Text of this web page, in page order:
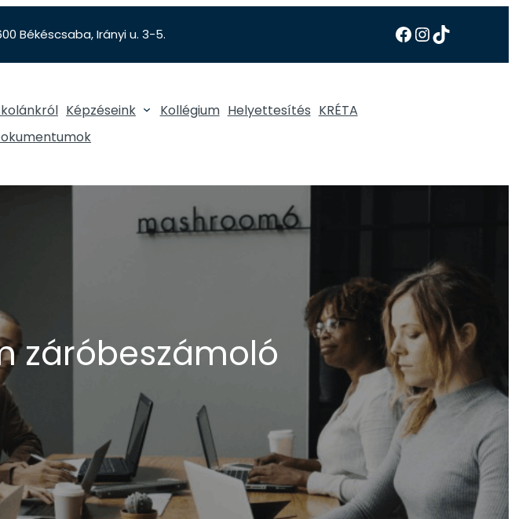
Békéscsaba, Irányi u. 3-5.
Képzéseink Kollégium Helyettesítés KRÉTA
záróbeszámoló